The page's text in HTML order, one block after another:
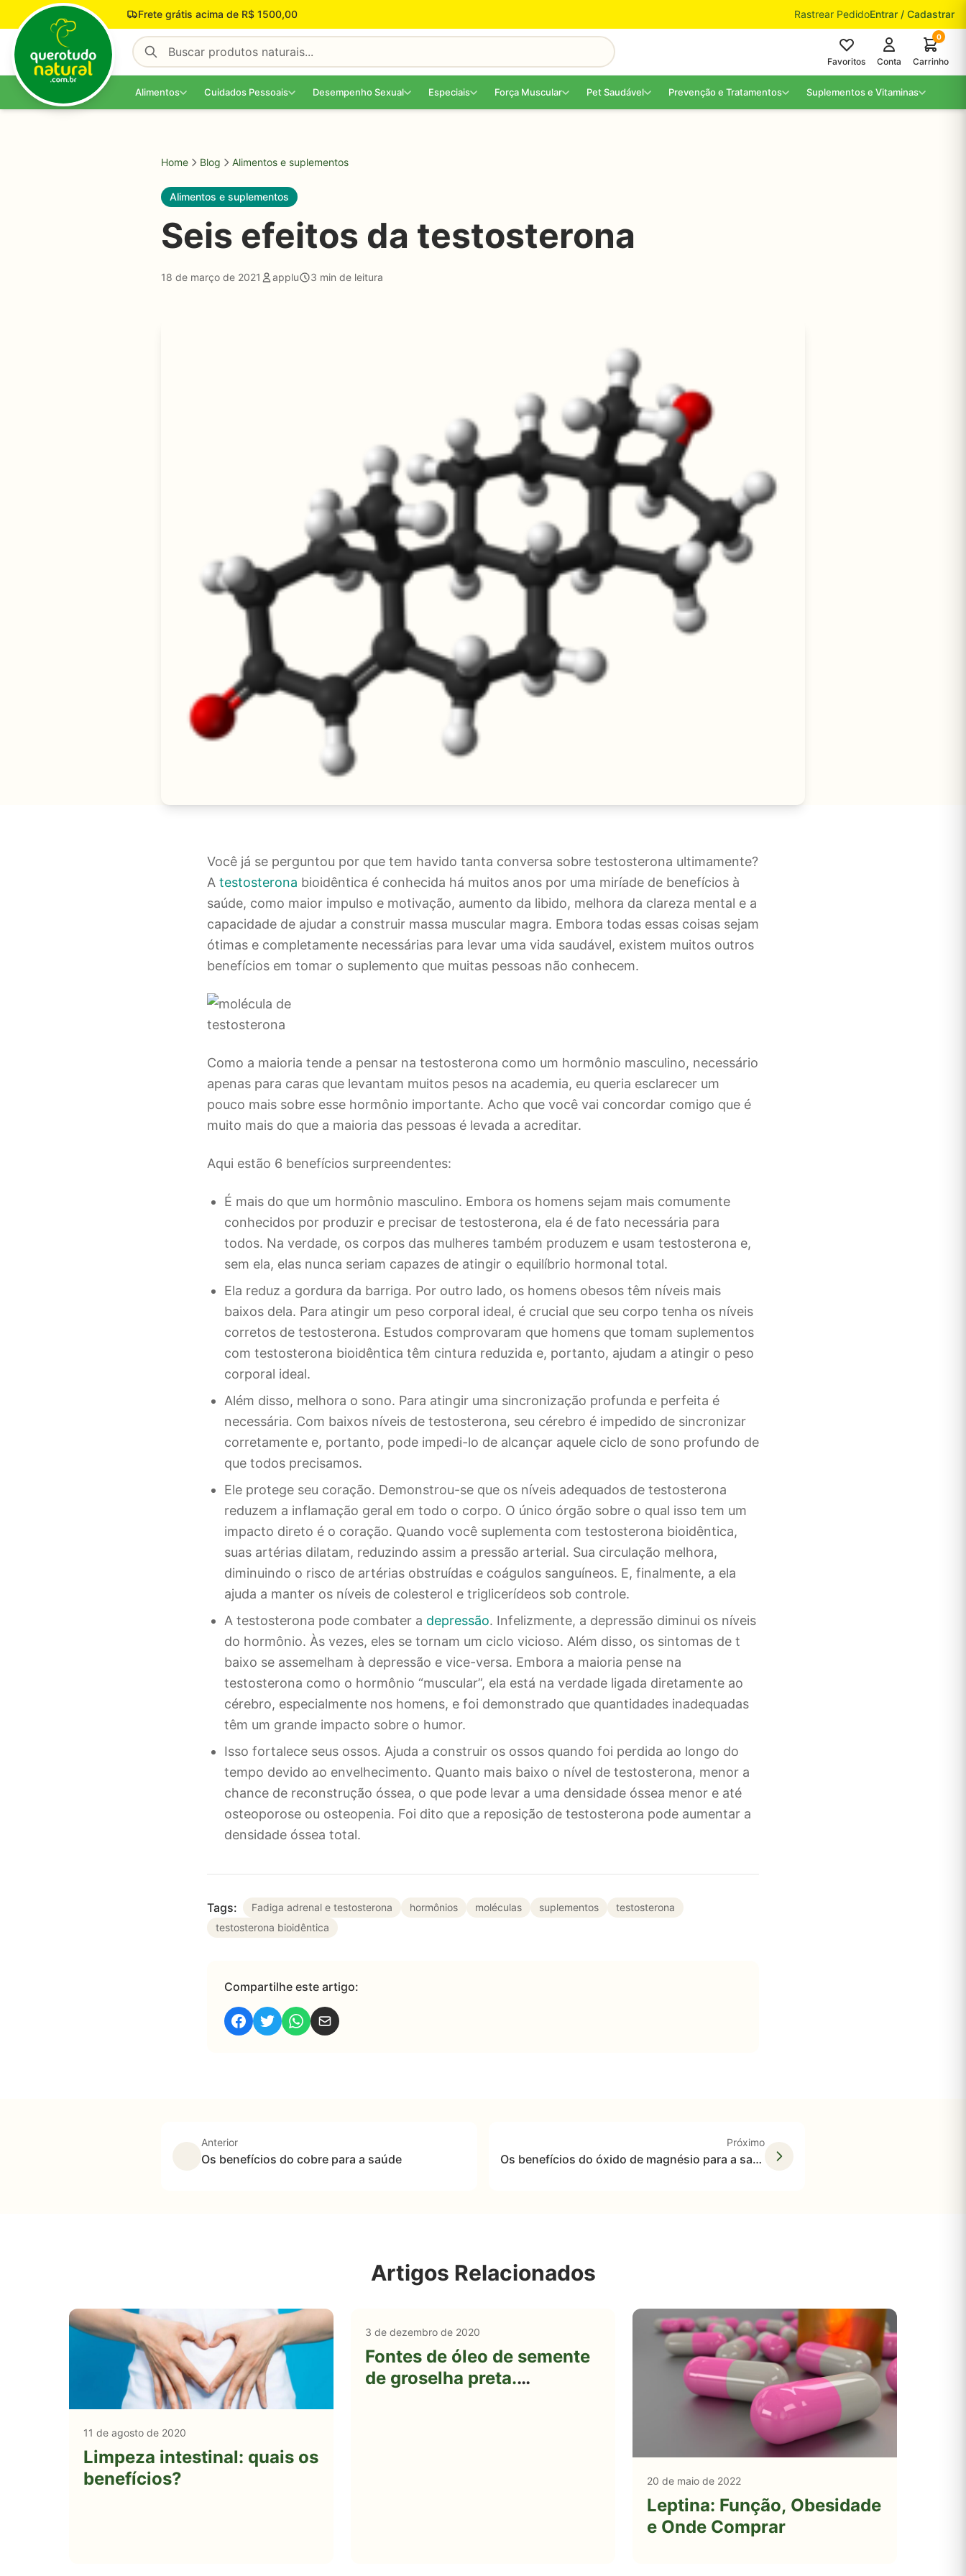
Pular para o conteúdo Frete grátis acima de R$ 1500,00 Rastrear PedidoEntrar / Cadastrar
Favoritos Conta
0
Carrinho
Alimentos Cuidados Pessoais Desempenho Sexual Especiais Força Muscular Pet Saudável Prevenção e Tratamentos Suplementos e Vitaminas
Home Blog Alimentos e suplementos
Alimentos e suplementos
Seis efeitos da testosterona
18 de março de 2021 applu 3 min de leitura
Você já se perguntou por que tem havido tanta conversa sobre testosterona ultimamente?
A testosterona bioidêntica é conhecida há muitos anos por uma miríade de benefícios à
saúde, como maior impulso e motivação, aumento da libido, melhora da clareza mental e a
capacidade de ajudar a construir massa muscular magra. Embora todas essas coisas sejam
ótimas e completamente necessárias para levar uma vida saudável, existem muitos outros
benefícios em tomar o suplemento que muitas pessoas não conhecem.
Como a maioria tende a pensar na testosterona como um hormônio masculino, necessário
apenas para caras que levantam muitos pesos na academia, eu queria esclarecer um
pouco mais sobre esse hormônio importante. Acho que você vai concordar comigo que é
muito mais do que a maioria das pessoas é levada a acreditar.
Aqui estão 6 benefícios surpreendentes:
É mais do que um hormônio masculino. Embora os homens sejam mais comumente
conhecidos por produzir e precisar de testosterona, ela é de fato necessária para
todos. Na verdade, os corpos das mulheres também produzem e usam testosterona e,
sem ela, elas nunca seriam capazes de atingir o equilíbrio hormonal total.
Ela reduz a gordura da barriga. Por outro lado, os homens obesos têm níveis mais
baixos dela. Para atingir um peso corporal ideal, é crucial que seu corpo tenha os níveis
corretos de testosterona. Estudos comprovaram que homens que tomam suplementos
com testosterona bioidêntica têm cintura reduzida e, portanto, ajudam a atingir o peso
corporal ideal.
Além disso, melhora o sono. Para atingir uma sincronização profunda e perfeita é
necessária. Com baixos níveis de testosterona, seu cérebro é impedido de sincronizar
corretamente e, portanto, pode impedi-lo de alcançar aquele ciclo de sono profundo de
que todos precisamos.
Ele protege seu coração. Demonstrou-se que os níveis adequados de testosterona
reduzem a inflamação geral em todo o corpo. O único órgão sobre o qual isso tem um
impacto direto é o coração. Quando você suplementa com testosterona bioidêntica,
suas artérias dilatam, reduzindo assim a pressão arterial. Sua circulação melhora,
diminuindo o risco de artérias obstruídas e coágulos sanguíneos. E, finalmente, a ela
ajuda a manter os níveis de colesterol e triglicerídeos sob controle.
A testosterona pode combater a depressão. Infelizmente, a depressão diminui os níveis
do hormônio. Às vezes, eles se tornam um ciclo vicioso. Além disso, os sintomas de t
baixo se assemelham à depressão e vice-versa. Embora a maioria pense na
testosterona como o hormônio “muscular”, ela está na verdade ligada diretamente ao
cérebro, especialmente nos homens, e foi demonstrado que quantidades inadequadas
têm um grande impacto sobre o humor.
Isso fortalece seus ossos. Ajuda a construir os ossos quando foi perdida ao longo do
tempo devido ao envelhecimento. Quanto mais baixo o nível de testosterona, menor a
chance de reconstrução óssea, o que pode levar a uma densidade óssea menor e até
osteoporose ou osteopenia. Foi dito que a reposição de testosterona pode aumentar a
densidade óssea total.
Tags: Fadiga adrenal e testosterona hormônios moléculas suplementos
testosterona
testosterona bioidêntica
Compartilhe este artigo:
Anterior
Os benefícios do cobre para a saúde
Próximo
Os benefícios do óxido de magnésio para a saúde
Artigos Relacionados
11 de agosto de 2020
Limpeza intestinal: quais os
benefícios?
3 de dezembro de 2020
Fontes de óleo de semente
de groselha preta.
20 de maio de 2022
Leptina: Função, Obesidade
e Onde Comprar